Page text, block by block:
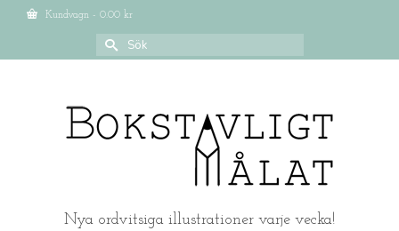
Kundvagn - 0.00 kr
Search
for:
Nya ordvitsiga illustrationer varje vecka!